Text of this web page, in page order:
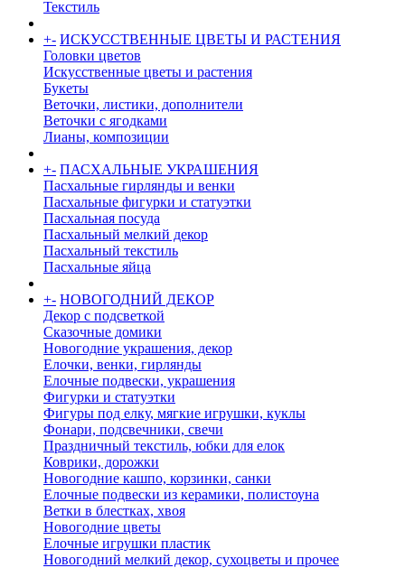
Текстиль
+- ИСКУССТВЕННЫЕ ЦВЕТЫ И РАСТЕНИЯ
Головки цветов
Искусственные цветы и растения
Букеты
Веточки, листики, дополнители
Веточки с ягодками
Лианы, композиции
+- ПАСХАЛЬНЫЕ УКРАШЕНИЯ
Пасхальные гирлянды и венки
Пасхальные фигурки и статуэтки
Пасхальная посуда
Пасхальный мелкий декор
Пасхальный текстиль
Пасхальные яйца
+- НОВОГОДНИЙ ДЕКОР
Декор с подсветкой
Сказочные домики
Новогодние украшения, декор
Елочки, венки, гирлянды
Елочные подвески, украшения
Фигурки и статуэтки
Фигуры под елку, мягкие игрушки, куклы
Фонари, подсвечники, свечи
Праздничный текстиль, юбки для елок
Коврики, дорожки
Новогодние кашпо, корзинки, санки
Елочные подвески из керамики, полистоуна
Ветки в блестках, хвоя
Новогодние цветы
Елочные игрушки пластик
Новогодний мелкий декор, сухоцветы и прочее